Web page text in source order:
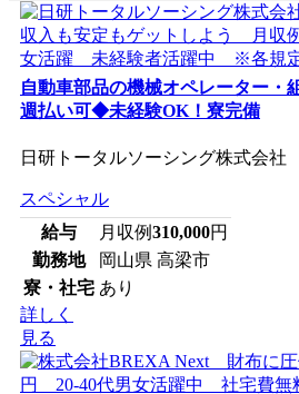
自動車部品の機械オペレーター・
週払い可◆未経験OK！寮完備
日研トータルソーシング株式会社
スペシャル
給与
月収例310,000円
勤務地
岡山県 高梁市
寮・社宅 あり
詳しく
見る